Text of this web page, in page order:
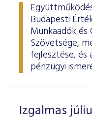
Budapesti
Munkaadók és
Szövetsége,
fejlesztése, és
pénzügyi
Izgalmas